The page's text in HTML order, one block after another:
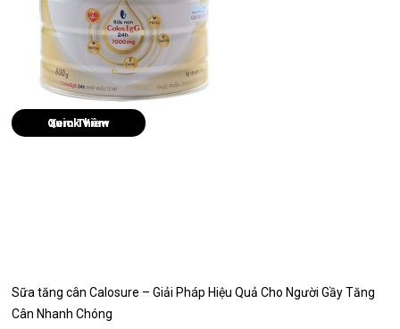
Quick View
Sữa tăng cân Calosure – Giải Pháp Hiệu Quả Cho Người Gầy Tăng
Cân Nhanh Chóng